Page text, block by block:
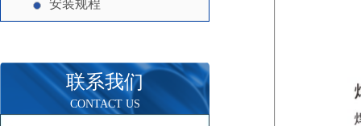
安装规程
联系我们
CONTACT US